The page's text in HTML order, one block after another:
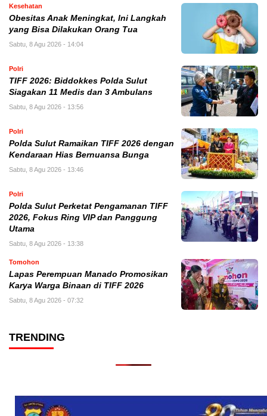
Kesehatan
Obesitas Anak Meningkat, Ini Langkah
yang Bisa Dilakukan Orang Tua
Sabtu, 8 Agu 2026 - 14:04
Polri
TIFF 2026: Biddokkes Polda Sulut
Siagakan 11 Medis dan 3 Ambulans
Sabtu, 8 Agu 2026 - 13:56
Polri
Polda Sulut Ramaikan TIFF 2026 dengan
Kendaraan Hias Bernuansa Bunga
Sabtu, 8 Agu 2026 - 13:46
Polri
Polda Sulut Perketat Pengamanan TIFF
2026, Fokus Ring VIP dan Panggung
Utama
Sabtu, 8 Agu 2026 - 13:38
Tomohon
Lapas Perempuan Manado Promosikan
Karya Warga Binaan di TIFF 2026
Sabtu, 8 Agu 2026 - 07:32
TRENDING